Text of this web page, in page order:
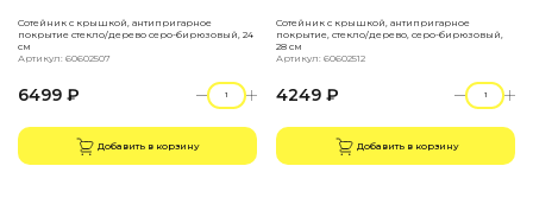
Сотейник с крышкой, антипригарное
покрытие стекло/дерево серо-бирюзовый, 24
см
Артикул: 60602507
6499 ₽
Добавить в корзину
Сотейник с крышкой, антипригарное
покрытие, стекло/дерево, серо-бирюзовый,
28 см
Артикул: 60602512
4249 ₽
Добавить в корзину